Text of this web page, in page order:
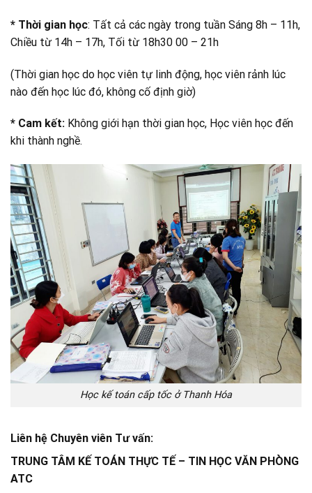
* Thời gian học: Tất cả các ngày trong tuần Sáng 8h – 11h,
Chiều từ 14h – 17h, Tối từ 18h30 00 – 21h
(Thời gian học do học viên tự linh động, học viên rảnh lúc
nào đến học lúc đó, không cố định giờ)
* Cam kết: Không giới hạn thời gian học, Học viên học đến
khi thành nghề.
Học kế toán cấp tốc ở Thanh Hóa
Liên hệ Chuyên viên Tư vấn:
TRUNG TÂM KẾ TOÁN THỰC TẾ – TIN HỌC VĂN PHÒNG
ATC